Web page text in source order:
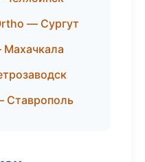
— Сургут
Ставрополь